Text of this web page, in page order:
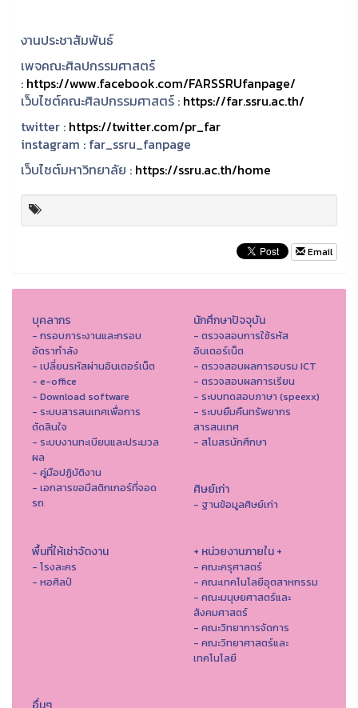
งานประชาสัมพันธ์
เพจคณะศิลปกรรมศาสตร์
: https://www.facebook.com/FARSSRUfanpage/
เว็บไซต์คณะศิลปกรรมศาสตร์ : https://far.ssru.ac.th/
twitter : https://twitter.com/pr_far
instagram : far_ssru_fanpage
เว็บไซต์มหาวิทยาลัย : https://ssru.ac.th/home
Email
บุคลากร
- กรอบภาระงานและกรอบ
อัตรากำลัง
- เปลี่ยนรหัสผ่านอินเตอร์เน็ต
- e-office
- Download software
- ระบบสารสนเทศเพื่อการ
ตัดสินใจ
- ระบบงานทะเบียนและประมวล
ผล
- คู่มือปฏิบัติงาน
- เอกสารขอมีสติกเกอร์ที่จอด
รถ
นักศึกษาปัจจุบัน
- ตรวจสอบการใช้รหัส
อินเตอร์เน็ต
- ตรวจสอบผลการอบรม ICT
- ตรวจสอบผลการเรียน
- ระบบทดสอบภาษา (speexx)
- ระบบยืมคืนทรัพยากร
สารสนเทศ
- สโมสรนักศึกษา
ศิษย์เก่า
- ฐานข้อมูลศิษย์เก่า
พื้นที่ให้เช่าจัดงาน
- โรงละคร
- หอศิลป์
+ หน่วยงานภายใน +
- คณะครุศาสตร์
- คณะเทคโนโลยีอุตสาหกรรม
- คณะมนุษยศาสตร์และ
สังคมศาสตร์
- คณะวิทยาการจัดการ
- คณะวิทยาศาสตร์และ
เทคโนโลยี